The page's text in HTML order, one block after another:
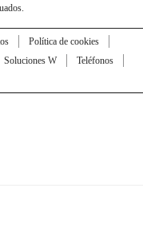
Política de cookies
Soluciones W
Teléfonos